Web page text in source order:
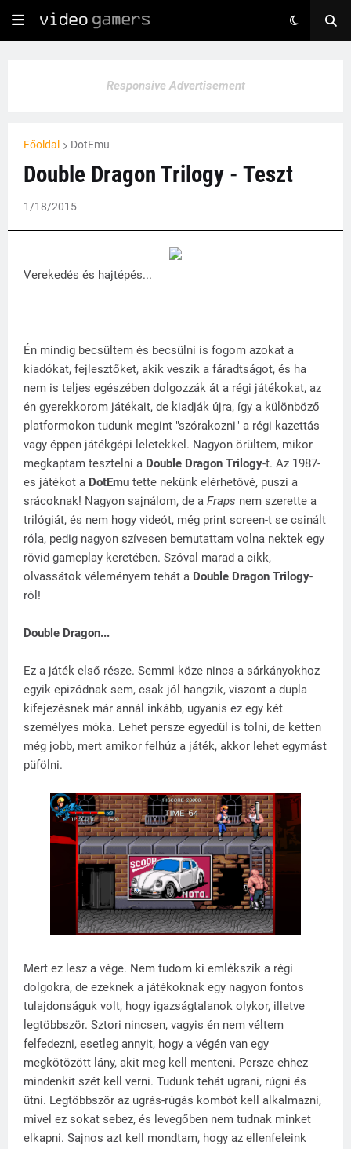
Responsive Advertisement
Főoldal DotEmu
Double Dragon Trilogy - Teszt
1/18/2015
Verekedés és hajtépés...
Én mindig becsültem és becsülni is fogom azokat a
kiadókat, fejlesztőket, akik veszik a fáradtságot, és ha
nem is teljes egészében dolgozzák át a régi játékokat, az
én gyerekkorom játékait, de kiadják újra, így a különböző
platformokon tudunk megint "szórakozni" a régi kazettás
vagy éppen játékgépi leletekkel. Nagyon örültem, mikor
megkaptam tesztelni a Double Dragon Trilogy-t. Az 1987-
es játékot a DotEmu tette nekünk elérhetővé, puszi a
srácoknak! Nagyon sajnálom, de a Fraps nem szerette a
trilógiát, és nem hogy videót, még print screen-t se csinált
róla, pedig nagyon szívesen bemutattam volna nektek egy
rövid gameplay keretében. Szóval marad a cikk,
olvassátok véleményem tehát a Double Dragon Trilogy-
ról!
Double Dragon...
Ez a játék első része. Semmi köze nincs a sárkányokhoz
egyik epizódnak sem, csak jól hangzik, viszont a dupla
kifejezésnek már annál inkább, ugyanis ez egy két
személyes móka. Lehet persze egyedül is tolni, de ketten
még jobb, mert amikor felhúz a játék, akkor lehet egymást
püfölni.
Mert ez lesz a vége. Nem tudom ki emlékszik a régi
dolgokra, de ezeknek a játékoknak egy nagyon fontos
tulajdonságuk volt, hogy igazságtalanok olykor, illetve
legtöbbször. Sztori nincsen, vagyis én nem véltem
felfedezni, esetleg annyit, hogy a végén van egy
megkötözött lány, akit meg kell menteni. Persze ehhez
mindenkit szét kell verni. Tudunk tehát ugrani, rúgni és
ütni. Legtöbbször az ugrás-rúgás kombót kell alkalmazni,
mivel ez sokat sebez, és levegőben nem tudnak minket
elkapni. Sajnos azt kell mondtam, hogy az ellenfeleink